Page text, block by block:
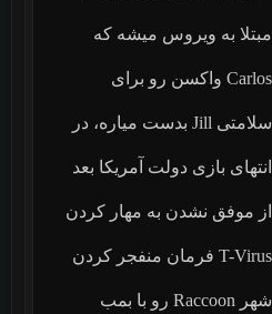
مبتلا به ویروس میشه که
Carlos واکسن رو برای
سلامتی Jill بدست میاره، در
انتهای بازی دولت آمریکا بعد
از موفق نشدن به مهار کردن
T-Virus فرمان منفجر کردن
شهر Raccoon رو با بمب